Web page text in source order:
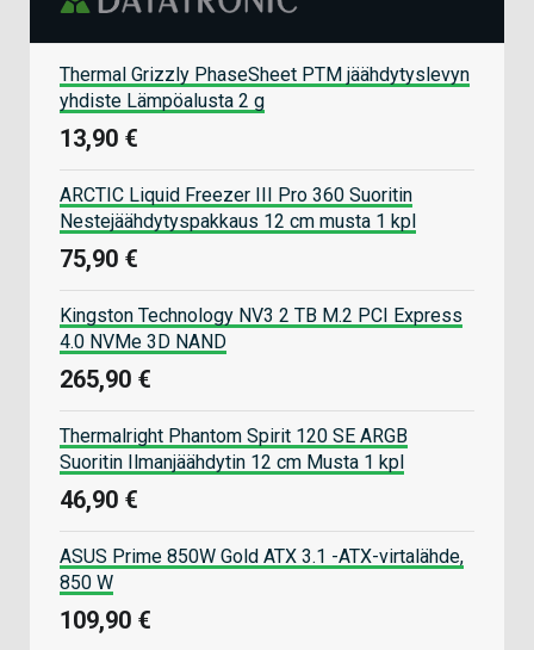
Thermal Grizzly PhaseSheet PTM jäähdytyslevyn
yhdiste Lämpöalusta 2 g
13,90 €
ARCTIC Liquid Freezer III Pro 360 Suoritin
Nestejäähdytyspakkaus 12 cm musta 1 kpl
75,90 €
Kingston Technology NV3 2 TB M.2 PCI Express
4.0 NVMe 3D NAND
265,90 €
Thermalright Phantom Spirit 120 SE ARGB
Suoritin Ilmanjäähdytin 12 cm Musta 1 kpl
46,90 €
ASUS Prime 850W Gold ATX 3.1 -ATX-virtalähde,
850 W
109,90 €